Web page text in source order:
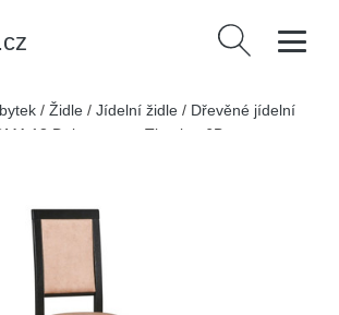
Vyhledávání
/ Židle / Jídelní židle / Dřevěné jídelní
13 Dub sonoma Tkanina 6B